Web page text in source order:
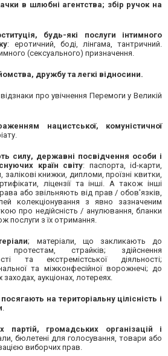
в шлюбні агентства; збір ручок на
будь-які послуги інтимного
: еротичний, боді, лінгама, тантричний.
(сексуального) призначення.
дружбу та легкі відносини.
про увічнення Перемоги у Великій
нацистської, комуністичної
силу, державні посвідчення особи і
країн світу: паспорта, id-карти,
залікові книжки, дипломи, проїзні квитки,
ліцензії та інші. А також інші
або звільняють від прав / обов'язків,
колекціонування з явно зазначеним
про недійсність / анулювання, бланки
послуги з їх отримання.
; матеріали, що закликають до
протестам, страйків; здійснення
та екстремістської діяльності;
та міжконфесійної ворожнечі; до
заходах, аукціонах, лотереях.
на територіальну цілісність і
.
партій, громадських організацій і
бюлетені для голосування, товари або
виборчих прав.